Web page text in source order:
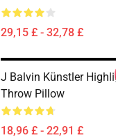
29,15 £ - 32,78 £
J Balvin Künstler
Throw Pillow
18,96 £ - 22,91 £